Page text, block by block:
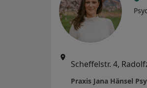
Praxis Jana Hänsel